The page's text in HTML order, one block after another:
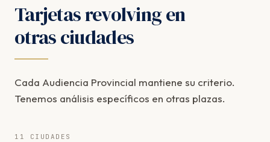
Tarjetas revolving en
otras ciudades
Cada Audiencia Provincial mantiene su criterio.
Tenemos análisis específicos en otras plazas.
11 CIUDADES